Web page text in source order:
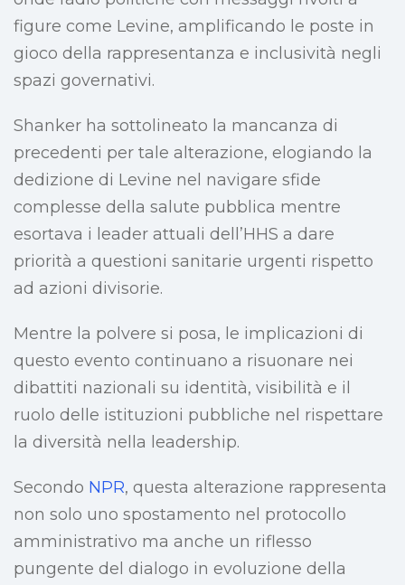
figure come Levine, amplificando le poste in
gioco della rappresentanza e inclusività negli
spazi governativi.
Shanker ha sottolineato la mancanza di
precedenti per tale alterazione, elogiando la
dedizione di Levine nel navigare sfide
complesse della salute pubblica mentre
esortava i leader attuali dell’HHS a dare
priorità a questioni sanitarie urgenti rispetto
ad azioni divisorie.
Mentre la polvere si posa, le implicazioni di
questo evento continuano a risuonare nei
dibattiti nazionali su identità, visibilità e il
ruolo delle istituzioni pubbliche nel rispettare
la diversità nella leadership.
Secondo NPR, questa alterazione rappresenta
non solo uno spostamento nel protocollo
amministrativo ma anche un riflesso
pungente del dialogo in evoluzione della